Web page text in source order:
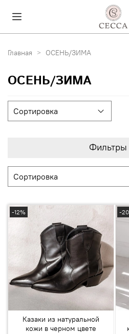
Главная ОСЕНЬ/ЗИМА
ОСЕНЬ/ЗИМА
Фильтры
-12%
Казаки из натуральной
кожи в черном цвете
-